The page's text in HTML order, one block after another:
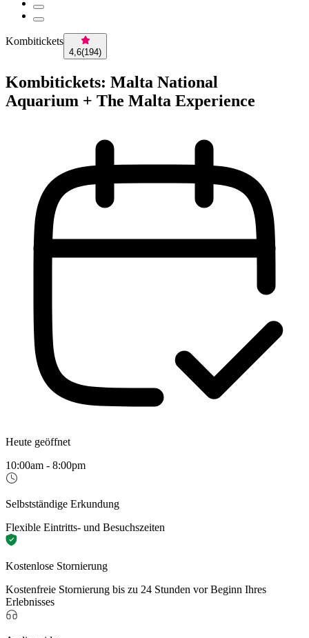
Kombitickets
4,6(194)
Kombitickets: Malta National
Aquarium + The Malta Experience
Heute geöffnet
10:00am - 8:00pm
Selbstständige Erkundung
Flexible Eintritts- und Besuchszeiten
Kostenlose Stornierung
Kostenfreie Stornierung bis zu 24 Stunden vor Beginn Ihres
Erlebnisses